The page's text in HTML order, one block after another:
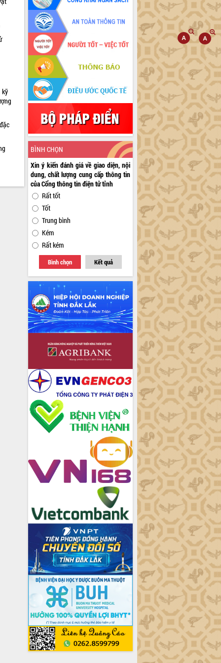
kỹ
BÌNH CHỌN
Xin ý kiến đánh giá về giao diện, nội
dung, chất lượng cung cấp thông tin
của Cổng thông tin điện tử tỉnh
Rất tốt
Tốt
Trung bình
Kém
Rất kém
Bình chọn Kết quả